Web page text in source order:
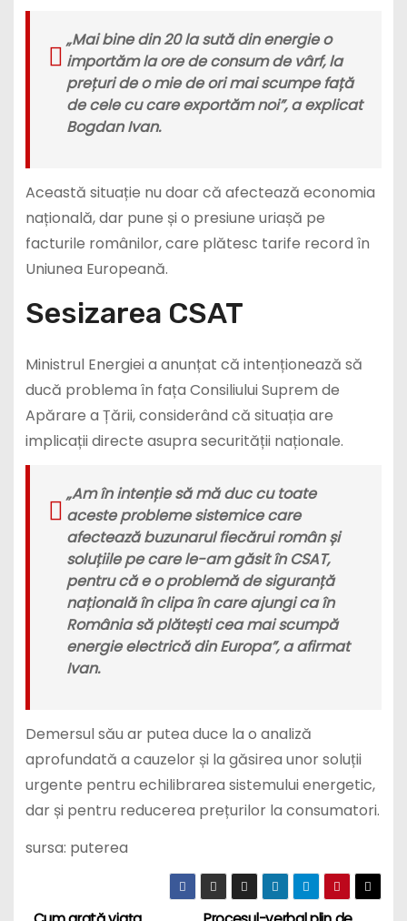
„Mai bine din 20 la sută din energie o
importăm la ore de consum de vârf, la
prețuri de o mie de ori mai scumpe față
de cele cu care exportăm noi”, a explicat
Bogdan Ivan.
Această situație nu doar că afectează economia
națională, dar pune și o presiune uriașă pe
facturile românilor, care plătesc tarife record în
Uniunea Europeană.
Sesizarea CSAT
Ministrul Energiei a anunțat că intenționează să
ducă problema în fața Consiliului Suprem de
Apărare a Țării, considerând că situația are
implicații directe asupra securității naționale.
„Am în intenție să mă duc cu toate
aceste probleme sistemice care
afectează buzunarul fiecărui român și
soluțiile pe care le-am găsit în CSAT,
pentru că e o problemă de siguranță
națională în clipa în care ajungi ca în
România să plătești cea mai scumpă
energie electrică din Europa”, a afirmat
Ivan.
Demersul său ar putea duce la o analiză
aprofundată a cauzelor și la găsirea unor soluții
urgente pentru echilibrarea sistemului energetic,
dar și pentru reducerea prețurilor la consumatori.
sursa: puterea